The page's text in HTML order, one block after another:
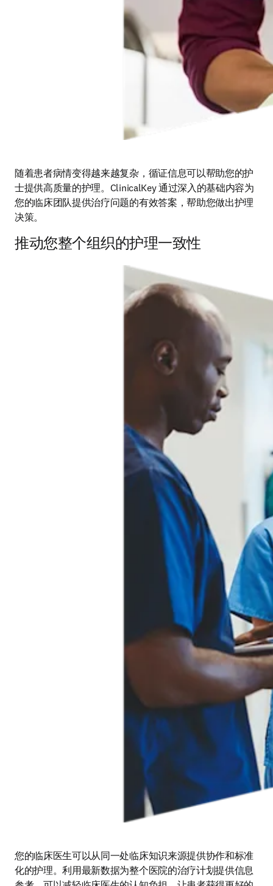
随着患者病情变得越来越复杂，循证信息可以帮助您的护
士提供高质量的护理。ClinicalKey 通过深入的基础内容为
您的临床团队提供治疗问题的有效答案，帮助您做出护理
决策。
推动您整个组织的护理一致性
您的临床医生可以从同一处临床知识来源提供协作和标准
化的护理。利用最新数据为整个医院的治疗计划提供信息